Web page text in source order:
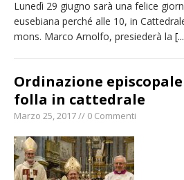
sentieri
Dieci anni fa
dell’arcivescovo
Lunedì 29 giugno sarà una felice
eusebiana perché alle 10, in
mons. Marco Arnolfo, presiederà la
Ordinazione
folla in cattedrale
Marzo 25, 2017 // 0 Commenti